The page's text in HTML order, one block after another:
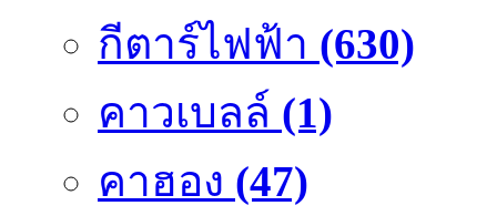
กีตาร์ไฟฟ้า (630)
คาวเบลล์ (1)
คาฮอง (47)